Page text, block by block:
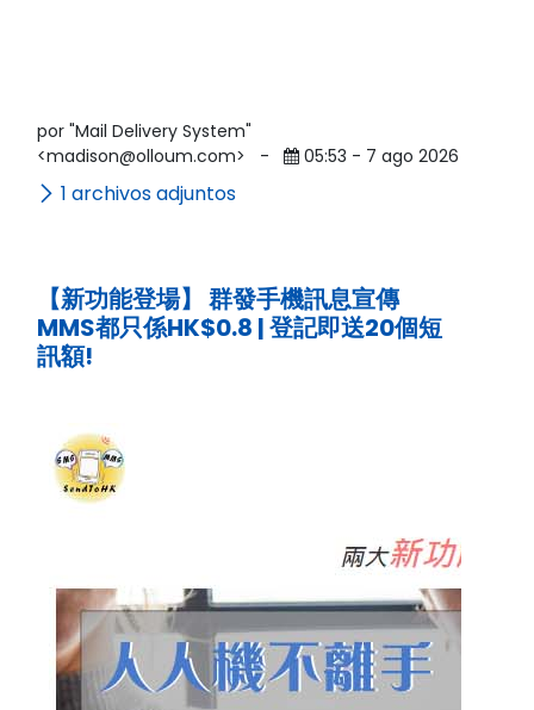
por "Mail Delivery System"
<madison@olloum.com>
- 05:53 - 7 ago 2026
1 archivos adjuntos
【新功能登場】 群發手機訊息宣傳
MMS都只係HK$0.8 | 登記即送20個短
訊額!